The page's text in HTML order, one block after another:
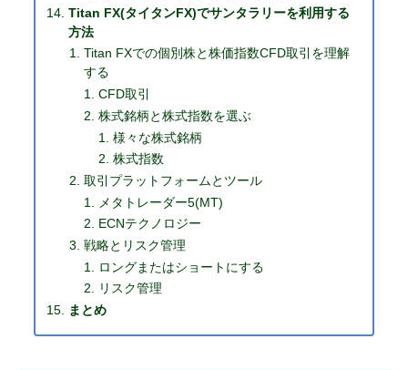
Titan FX(タイタンFX)でサンタラリーを利用する
方法
Titan FXでの個別株と株価指数CFD取引を理解
する
CFD取引
株式銘柄と株式指数を選ぶ
様々な株式銘柄
株式指数
取引プラットフォームとツール
メタトレーダー5(MT)
ECNテクノロジー
戦略とリスク管理
ロングまたはショートにする
リスク管理
まとめ